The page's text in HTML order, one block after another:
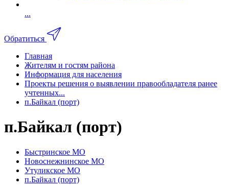
...
Обратиться
Главная
Жителям и гостям района
Информация для населения
Проекты решения о выявлении правообладателя ранее
учтенных...
п.Байкал (порт)
п.Байкал (порт)
Быстринское МО
Новоснежнинское МО
Утуликское МО
п.Байкал (порт)